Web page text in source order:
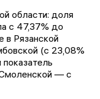
области: доля
с 47,37% до
в Рязанской
(с 23,08%
— с